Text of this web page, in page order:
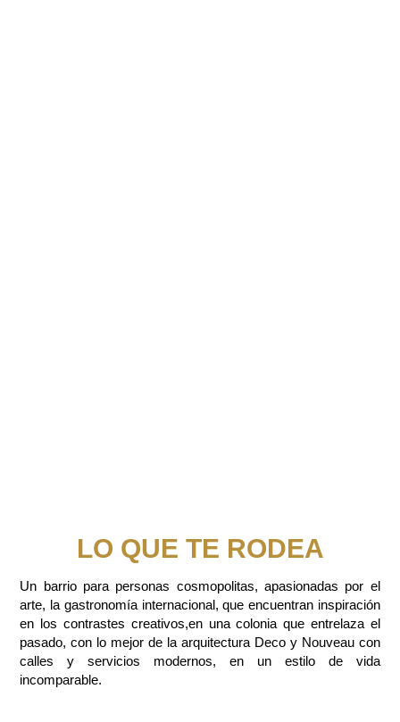
LO QUE TE RODEA
Un barrio para personas cosmopolitas, apasionadas por el
arte, la gastronomía internacional, que encuentran inspiración
en los contrastes creativos,en una colonia que entrelaza el
pasado, con lo mejor de la arquitectura Deco y Nouveau con
calles y servicios modernos, en un estilo de vida
incomparable.